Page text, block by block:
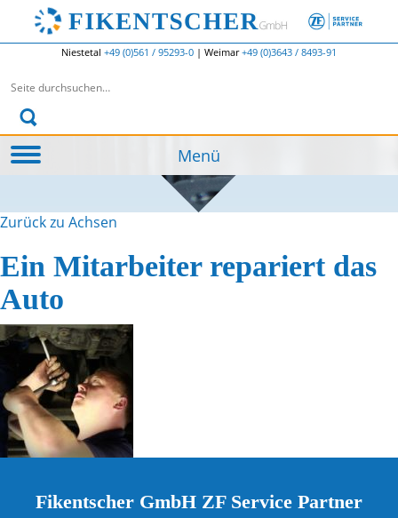
Niestetal +49 (0)561 / 95293-0 | Weimar+49 (0)3643 / 8493-91
Suchen nach:
Menü
Zurück zu Achsen
Ein Mitarbeiter repariert das
Auto
Fikentscher GmbH ZF Service Partner